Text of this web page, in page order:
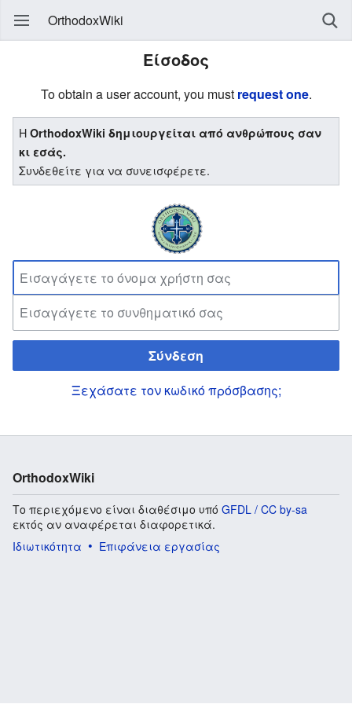
OrthodoxWiki
Είσοδος
To obtain a user account, you must request one.
ΗOrthodoxWiki δημιουργείται από ανθρώπους σαν
κι εσάς.
Συνδεθείτε για να συνεισφέρετε.
Σύνδεση
Ξεχάσατε τον κωδικό πρόσβασης;
OrthodoxWiki
Το περιεχόμενο είναι διαθέσιμο υπό GFDL / CC by-sa
εκτός αν αναφέρεται διαφορετικά.
Ιδιωτικότητα
Επιφάνεια εργασίας